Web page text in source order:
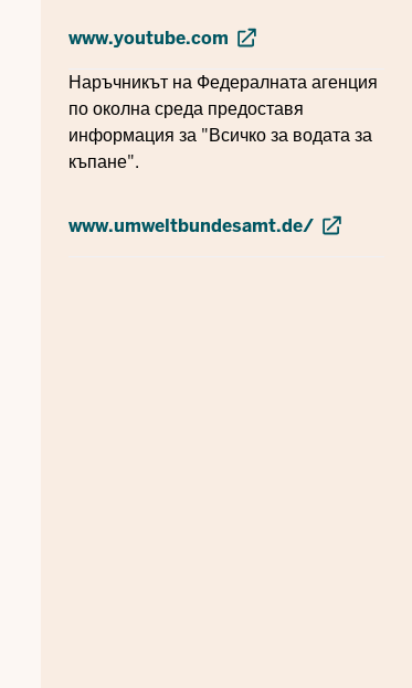
www.youtube.com
Наръчникът на Федералната агенция
по околна среда предоставя
информация за "Всичко за водата за
къпане".
www.umweltbundesamt.de/